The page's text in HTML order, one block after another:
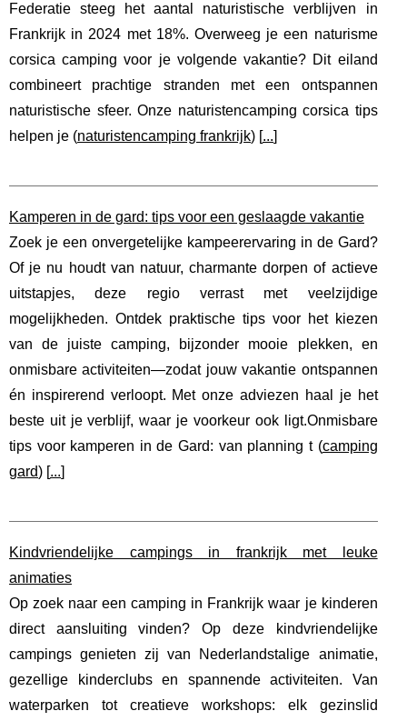
Federatie steeg het aantal naturistische verblijven in
Frankrijk in 2024 met 18%. Overweeg je een naturisme
corsica camping voor je volgende vakantie? Dit eiland
combineert prachtige stranden met een ontspannen
naturistische sfeer. Onze naturistencamping corsica tips
helpen je (naturistencamping frankrijk) [...]
Kamperen in de gard: tips voor een geslaagde vakantie
Zoek je een onvergetelijke kampeerervaring in de Gard?
Of je nu houdt van natuur, charmante dorpen of actieve
uitstapjes, deze regio verrast met veelzijdige
mogelijkheden. Ontdek praktische tips voor het kiezen
van de juiste camping, bijzonder mooie plekken, en
onmisbare activiteiten—zodat jouw vakantie ontspannen
én inspirerend verloopt. Met onze adviezen haal je het
beste uit je verblijf, waar je voorkeur ook ligt.Onmisbare
tips voor kamperen in de Gard: van planning t (camping
gard) [...]
Kindvriendelijke campings in frankrijk met leuke
animaties
Op zoek naar een camping in Frankrijk waar je kinderen
direct aansluiting vinden? Op deze kindvriendelijke
campings genieten zij van Nederlandstalige animatie,
gezellige kinderclubs en spannende activiteiten. Van
waterparken tot creatieve workshops: elk gezinslid